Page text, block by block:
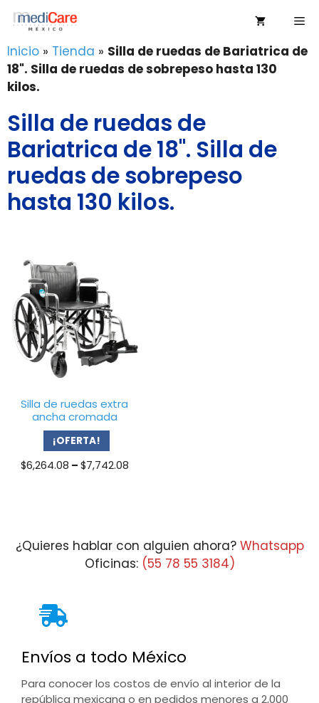
Saltar
contenido
Inicio » Tienda » Silla de ruedas de Bariatrica de
18". Silla de ruedas de sobrepeso hasta 130
kilos.
Silla de ruedas de
Bariatrica de 18". Silla de
ruedas de sobrepeso
hasta 130 kilos.
Silla de ruedas extra
ancha cromada
¡OFERTA!
$6,264.08 – $7,742.08Price
¿Quieres hablar con alguien ahora? Whatsapp
Oficinas: (55 78 55 3184)
Envíos a todo México
Para conocer los costos de envío al interior de la
república mexicana o en pedidos menores a 2,000